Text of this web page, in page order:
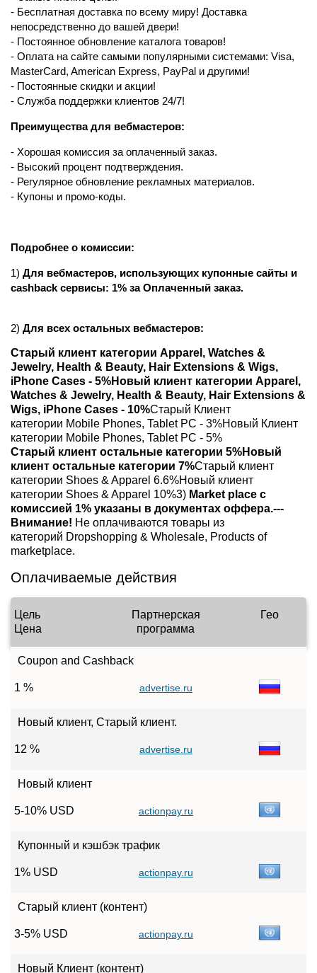
- Бесплатная доставка по всему миру! Доставка
непосредственно до вашей двери!
- Постоянное обновление каталога товаров!
- Оплата на сайте самыми популярными системами: Visa,
MasterCard, American Express, PayPal и другими!
- Постоянные скидки и акции!
- Служба поддержки клиентов 24/7!
Преимущества для вебмастеров:
- Хорошая комиссия за оплаченный заказ.
- Высокий процент подтверждения.
- Регулярное обновление рекламных материалов.
- Купоны и промо-коды.
Подробнее о комиссии:
1) Для вебмастеров, использующих купонные сайты и
cashback сервисы: 1% за Оплаченный заказ.
2) Для всех остальных вебмастеров:
Старый клиент категории Apparel, Watches &
Jewelry, Health & Beauty, Hair Extensions & Wigs,
iPhone Cases - 5%Новый клиент категории Apparel,
Watches & Jewelry, Health & Beauty, Hair Extensions &
Wigs, iPhone Cases - 10%Старый Клиент
категории Mobile Phones, Tablet PC - 3%Новый Клиент
категории Mobile Phones, Tablet PC - 5%
Старый клиент остальные категории 5%Новый
клиент остальные категории 7%Старый клиент
категории Shoes & Apparel 6.6%Новый клиент
категории Shoes & Apparel 10%3) Market place с
комиссией 1% указаны в документах оффера.---
Внимание! Не оплачиваются товары из
категорий Dropshopping & Wholesale, Products of
marketplace.
Оплачиваемые действия
Цель
Цена
Партнерская
программа
Гео
Coupon and Cashback
1 % advertise.ru
Новый клиент, Старый клиент.
12 % advertise.ru
Новый клиент
5-10% USD actionpay.ru
Купонный и кэшбэк трафик
1% USD actionpay.ru
Старый клиент (контент)
3-5% USD actionpay.ru
Новый Клиент (контент)